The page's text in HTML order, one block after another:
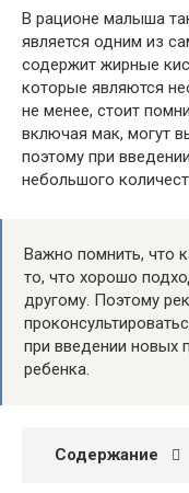
В рационе малыша
является одним из
содержит жирные
которые являются
не менее, стоит
включая мак, могут
поэтому при
небольшого
Важно помнить, что
то, что хорошо
другому. Поэтому
при введении новых
ребенка.
Содержание